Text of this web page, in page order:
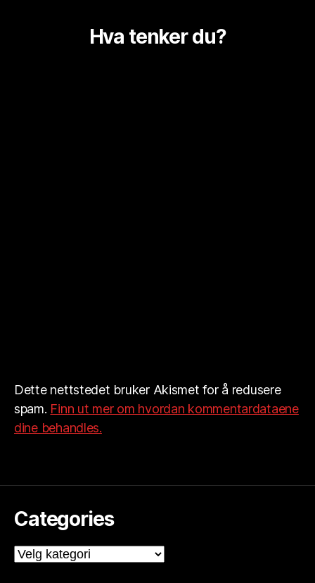
Hva tenker du?
Dette nettstedet bruker Akismet for å redusere
spam. Finn ut mer om hvordan kommentardataene
dine behandles.
Categories
Categories